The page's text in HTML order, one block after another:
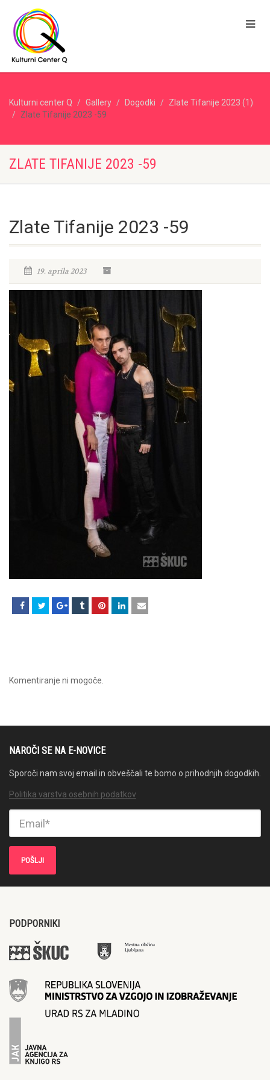
Kulturni center Q Gallery Dogodki
Zlate Tifanije 2023 (1)
Zlate Tifanije 2023 -59
ZLATE TIFANIJE 2023 -59
Zlate Tifanije 2023 -59
19. aprila 2023
Komentiranje ni mogoče.
NAROČI SE NA E-NOVICE
Sporoči nam svoj email in obveščali te bomo o prihodnjih dogodkih.
Politika varstva osebnih podatkov
PODPORNIKI